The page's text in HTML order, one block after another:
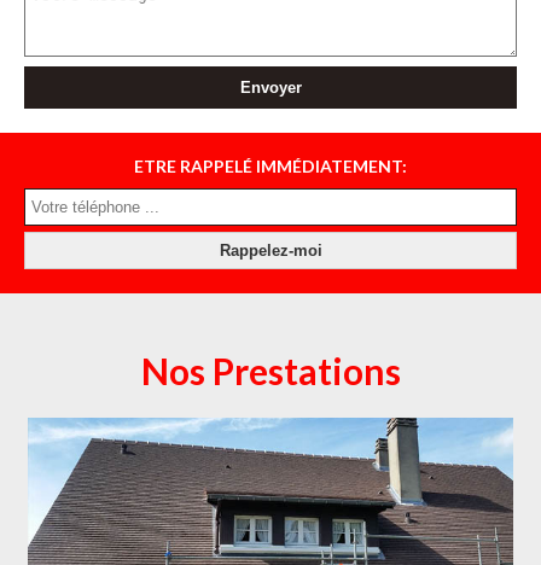
ETRE RAPPELÉ IMMÉDIATEMENT:
Nos Prestations